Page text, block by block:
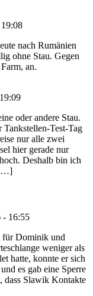
nach Rumänien
ohne Stau. Gegen
an.
oder andere Stau.
Test-Tag
nur alle zwei
hier gerade nur
Deshalb bin ich
[…]
- 16:55
für Dominik und
weniger als
hatte, konnte er sich
es gab eine Sperre
dass Slawik Kontakte